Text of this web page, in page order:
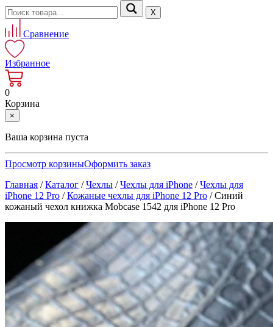
Х
Сравнение
Избранное
0
Корзина
×
Ваша корзина пуста
Просмотр корзиныОформить заказ
Главная /Каталог /Чехлы /Чехлы для iPhone /Чехлы для
iPhone 12 Pro /Кожаные чехлы для iPhone 12 Pro /Синий
кожаный чехол книжка Mobcase 1542 для iPhone 12 Pro